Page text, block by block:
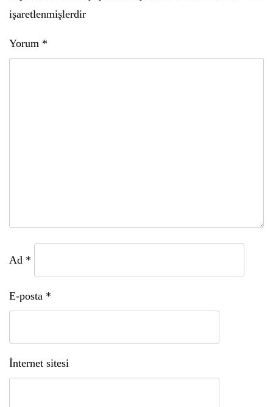
işaretlenmişlerdir
Yorum *
Ad *
E-posta *
İnternet sitesi